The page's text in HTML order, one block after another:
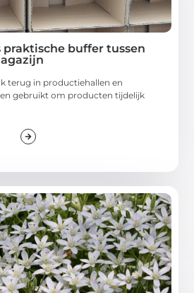
praktische buffer tussen
terug in productiehallen en
gebruikt om producten tijdelijk